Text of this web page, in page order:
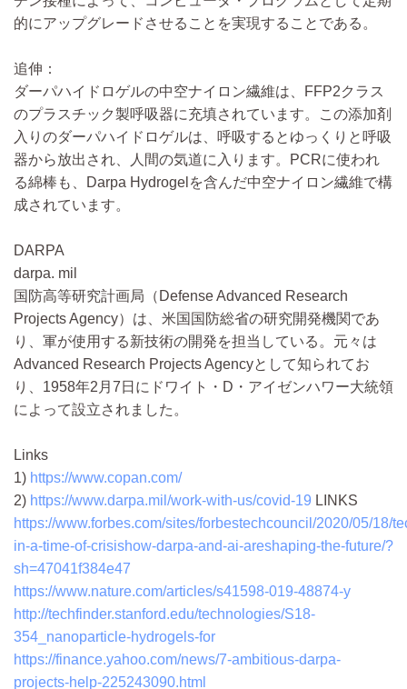
的にアップグレードさせることを実現することである。
追伸：
ダーパハイドロゲルの中空ナイロン繊維は、FFP2クラス
のプラスチック製呼吸器に充填されています。この添加剤
入りのダーパハイドロゲルは、呼吸するとゆっくりと呼吸
器から放出され、人間の気道に入ります。PCRに使われ
る綿棒も、Darpa Hydrogelを含んだ中空ナイロン繊維で構
成されています。
DARPA
darpa. mil
国防高等研究計画局（Defense Advanced Research
Projects Agency）は、米国国防総省の研究開発機関であ
り、軍が使用する新技術の開発を担当している。元々は
Advanced Research Projects Agencyとして知られてお
り、1958年2月7日にドワイト・D・アイゼンハワー大統領
によって設立されました。
Links
1) https://www.copan.com/
2) https://www.darpa.mil/work-with-us/covid-19 LINKS
https://www.forbes.com/sites/forbestechcouncil/2020/05/18/
in-a-time-of-crisishow-darpa-and-ai-areshaping-the-future/?
sh=47041f384e47
https://www.nature.com/articles/s41598-019-48874-y
http://techfinder.stanford.edu/technologies/S18-
354_nanoparticle-hydrogels-for
https://finance.yahoo.com/news/7-ambitious-darpa-
projects-help-225243090.html